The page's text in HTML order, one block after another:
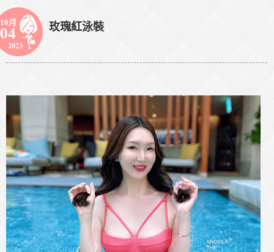
10月
04
2023
玫瑰紅泳裝